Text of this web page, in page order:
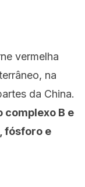
vermelha
na
da China.
complexo B e
fósforo e